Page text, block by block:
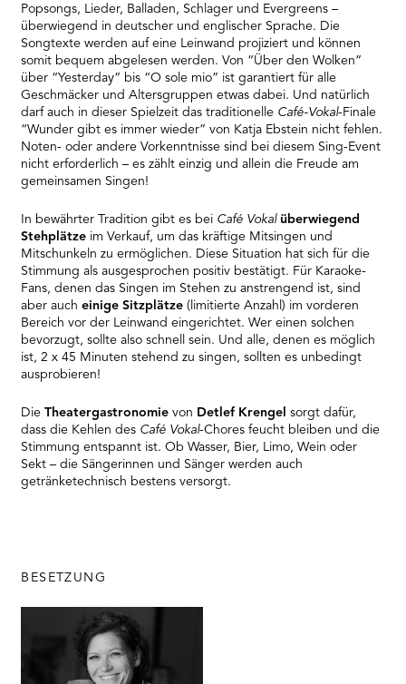
Popsongs, Lieder, Balladen, Schlager und Evergreens –
überwiegend in deutscher und englischer Sprache. Die
Songtexte werden auf eine Leinwand projiziert und können
somit bequem abgelesen werden. Von “Über den Wolken”
über “Yesterday” bis “O sole mio” ist garantiert für alle
Geschmäcker und Altersgruppen etwas dabei. Und natürlich
darf auch in dieser Spielzeit das traditionelle Café-Vokal-Finale
“Wunder gibt es immer wieder” von Katja Ebstein nicht fehlen.
Noten- oder andere Vorkenntnisse sind bei diesem Sing-Event
nicht erforderlich – es zählt einzig und allein die Freude am
gemeinsamen Singen!
In bewährter Tradition gibt es bei Café Vokal überwiegend
Stehplätze im Verkauf, um das kräftige Mitsingen und
Mitschunkeln zu ermöglichen. Diese Situation hat sich für die
Stimmung als ausgesprochen positiv bestätigt. Für Karaoke-
Fans, denen das Singen im Stehen zu anstrengend ist, sind
aber auch einige Sitzplätze (limitierte Anzahl) im vorderen
Bereich vor der Leinwand eingerichtet. Wer einen solchen
bevorzugt, sollte also schnell sein. Und alle, denen es möglich
ist, 2 x 45 Minuten stehend zu singen, sollten es unbedingt
ausprobieren!
DieTheatergastronomie von Detlef Krengel sorgt dafür,
dass die Kehlen des Café Vokal-Chores feucht bleiben und die
Stimmung entspannt ist. Ob Wasser, Bier, Limo, Wein oder
Sekt – die Sängerinnen und Sänger werden auch
getränketechnisch bestens versorgt.
BESETZUNG